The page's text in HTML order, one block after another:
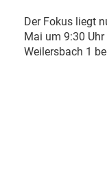
Der Fokus liegt
Mai um 9:30
Weilersbach 1